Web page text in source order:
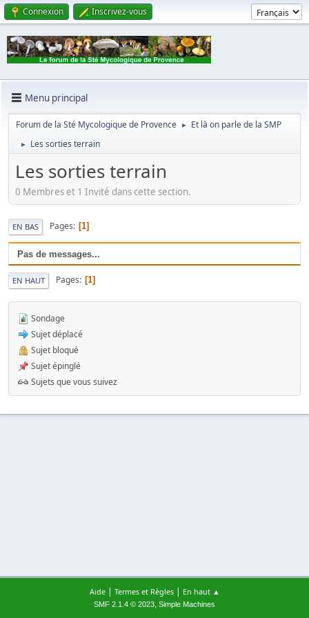
Connexion Inscrivez-vous
Menu principal
Forum de la Sté Mycologique de Provence ► Et là on parle de la SMP
► Les sorties terrain
Les sorties terrain
0 Membres et 1 Invité dans cette section.
EN BAS Pages 1
Pas de messages...
EN HAUT Pages 1
Sondage
Sujet déplacé
Sujet bloqué
Sujet épinglé
Sujets que vous suivez
Aide| Termes et Règles| En haut ▲
SMF 2.1.4 © 2023, Simple Machines